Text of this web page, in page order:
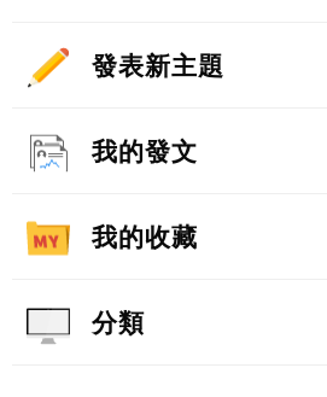
發表新主題
我的發文
我的收藏
分類